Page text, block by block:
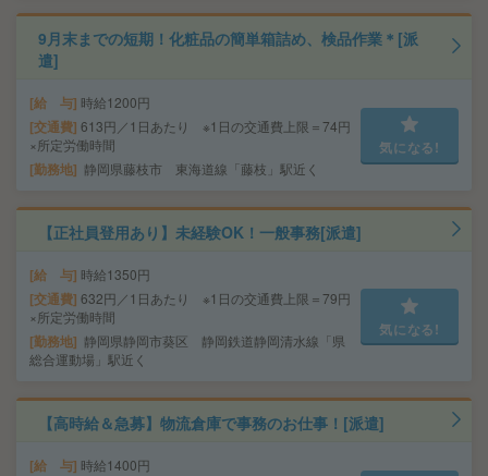
9月末までの短期！化粧品の簡単箱詰め、検品作業＊[派
遣]
給 与 時給1200円
交通費 613円／1日あたり ※1日の交通費上限＝74円
×所定労働時間
勤務地 静岡県藤枝市 東海道線「藤枝」駅近く
気になる!
【正社員登用あり】未経験OK！一般事務[派遣]
給 与 時給1350円
交通費 632円／1日あたり ※1日の交通費上限＝79円
×所定労働時間
勤務地
静岡県静岡市葵区 静岡鉄道静岡清水線「県
総合運動場」駅近く
気になる!
【高時給＆急募】物流倉庫で事務のお仕事！[派遣]
給 与 時給1400円